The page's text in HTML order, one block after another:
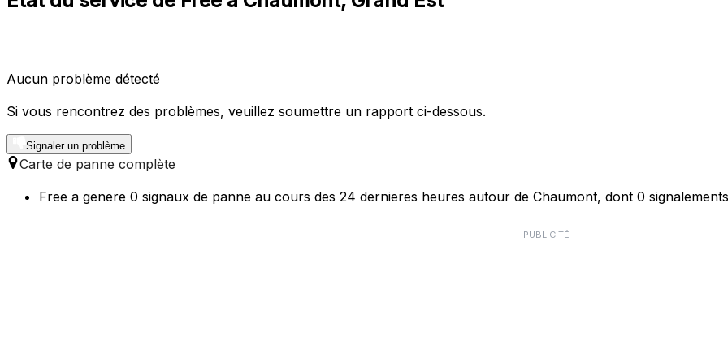
Aucun problème détecté
Si vous rencontrez des problèmes, veuillez soumettre un rapport ci-dessous.
Signaler un problème
Carte de panne complète
Free a genere 0 signaux de panne au cours des 24 dernieres heures autour de Chaumont, dont 0
PUBLICITÉ